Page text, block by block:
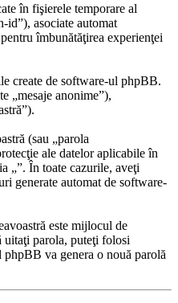
în fişierele temporare al
id”), asociate automat
îmbunătăţirea experienţei
create de software-ul phpBB.
„mesaje anonime”),
(sau „parola
ale datelor aplicabile în
„”. În toate cazurile, aveţi
generate automat de software-
este mijlocul de
uitaţi parola, puteţi folosi
va genera o nouă parolă